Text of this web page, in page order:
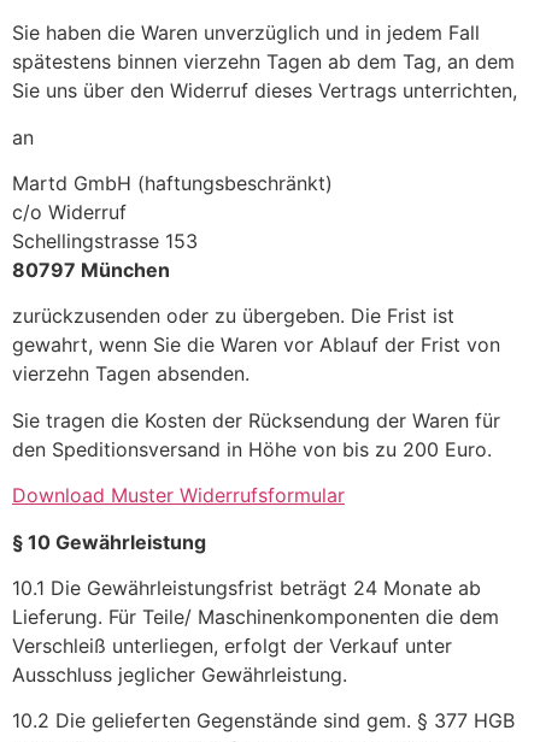
Sie haben die Waren unverzüglich und in jedem Fall
spätestens binnen vierzehn Tagen ab dem Tag, an dem
Sie uns über den Widerruf dieses Vertrags unterrichten,
an
Martd GmbH (haftungsbeschränkt)
c/o Widerruf
Schellingstrasse 153
80797 München
zurückzusenden oder zu übergeben. Die Frist ist
gewahrt, wenn Sie die Waren vor Ablauf der Frist von
vierzehn Tagen absenden.
Sie tragen die Kosten der Rücksendung der Waren für
den Speditionsversand in Höhe von bis zu 200 Euro.
Download Muster Widerrufsformular
§ 10 Gewährleistung
10.1 Die Gewährleistungsfrist beträgt 24 Monate ab
Lieferung. Für Teile/ Maschinenkomponenten die dem
Verschleiß unterliegen, erfolgt der Verkauf unter
Ausschluss jeglicher Gewährleistung.
10.2 Die gelieferten Gegenstände sind gem. § 377 HGB